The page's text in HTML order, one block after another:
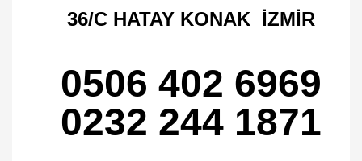
36/C HATAY KONAK İZMİR
0506 402 6969
0232 244 1871